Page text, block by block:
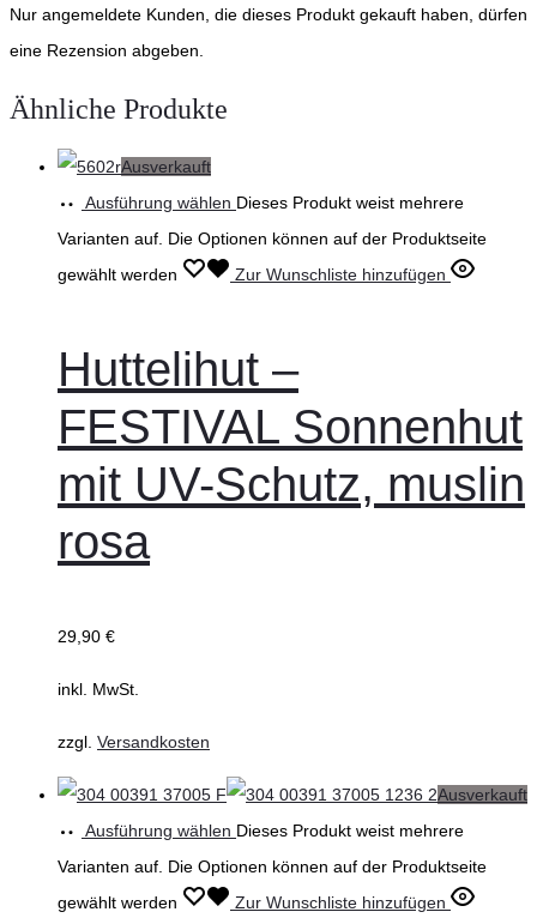
Nur angemeldete Kunden, die dieses Produkt gekauft haben, dürfen
eine Rezension abgeben.
Ähnliche Produkte
Ausverkauft
Ausführung wählen Dieses Produkt weist mehrere
Varianten auf. Die Optionen können auf der Produktseite
gewählt werden
Zur Wunschliste hinzufügen
Huttelihut –
FESTIVAL Sonnenhut
mit UV-Schutz, muslin
rosa
29,90 €
inkl. MwSt.
zzgl. Versandkosten
Ausverkauft
Ausführung wählen Dieses Produkt weist mehrere
Varianten auf. Die Optionen können auf der Produktseite
gewählt werden
Zur Wunschliste hinzufügen